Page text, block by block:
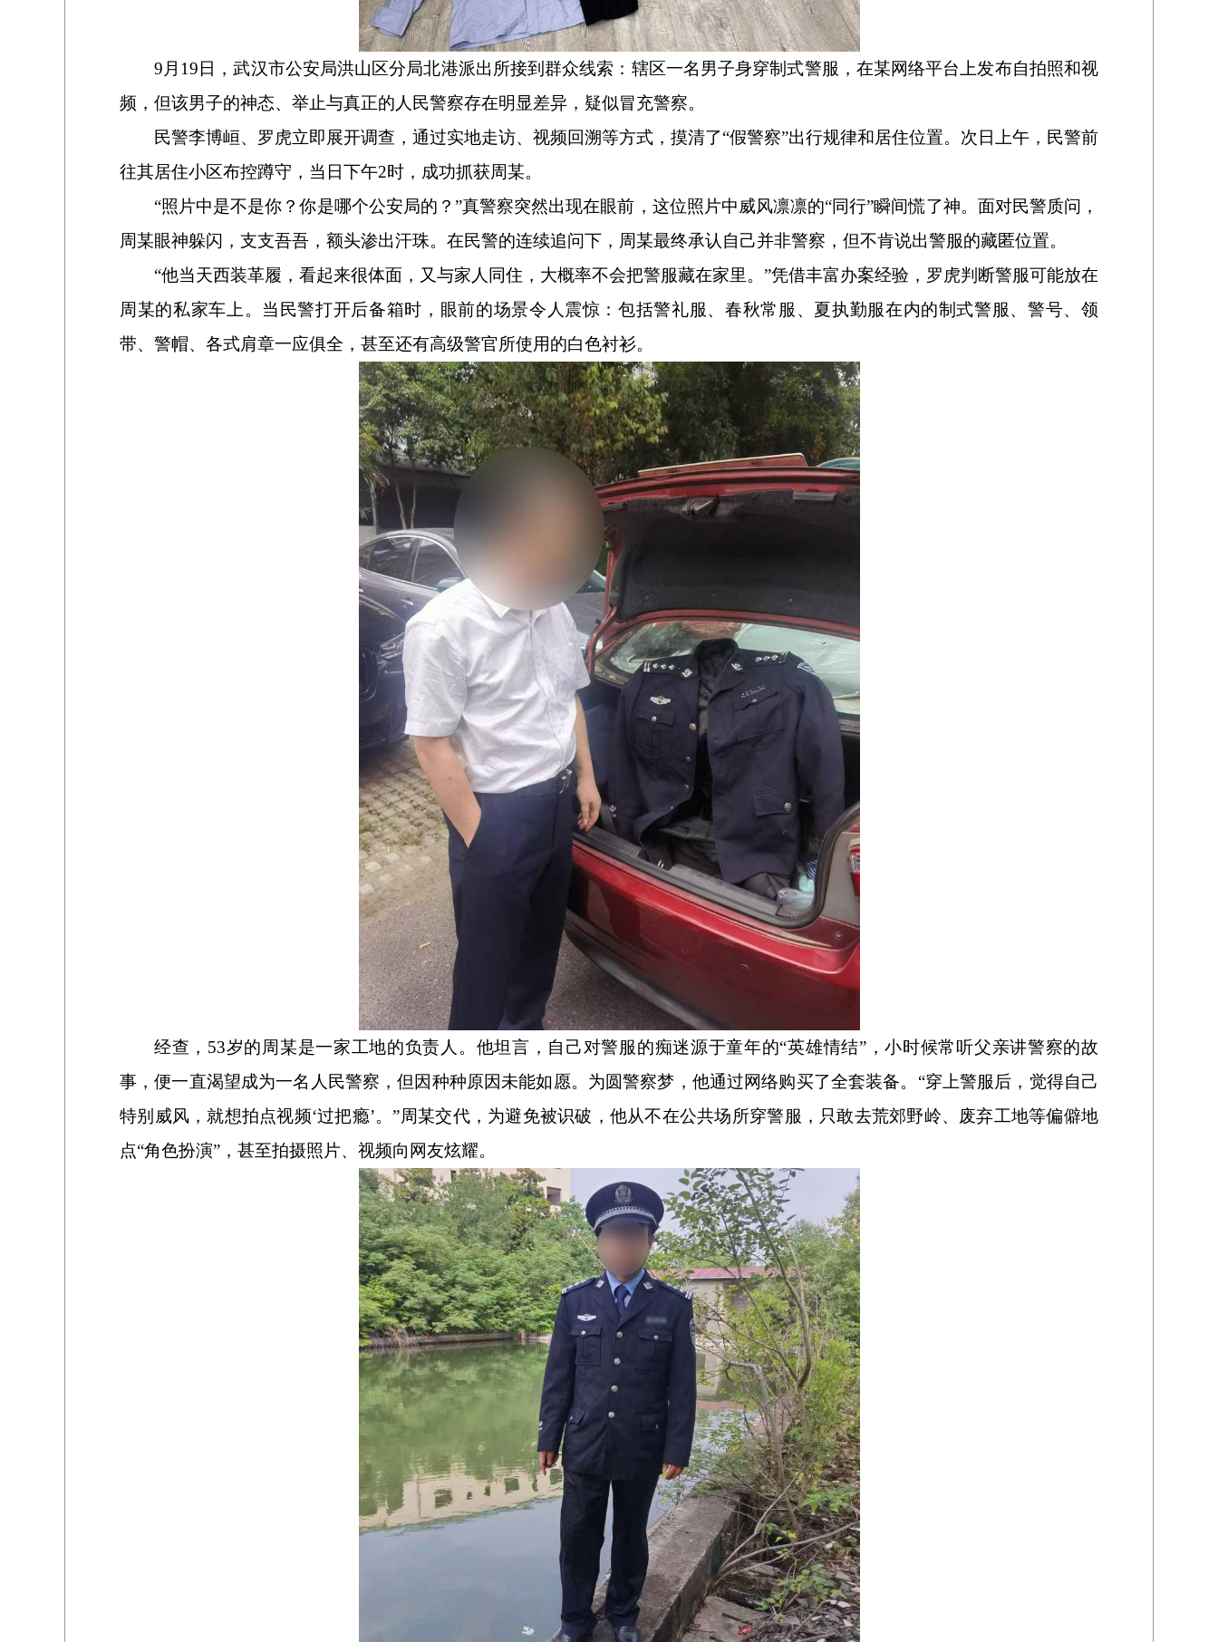
9月19日，武汉市公安局洪山区分局北港派出所接到群众线索：辖区一名男子身穿制式警服，在某网络平台上发布自拍照和视
频，但该男子的神态、举止与真正的人民警察存在明显差异，疑似冒充警察。
民警李博峘、罗虎立即展开调查，通过实地走访、视频回溯等方式，摸清了“假警察”出行规律和居住位置。次日上午，民警前
往其居住小区布控蹲守，当日下午2时，成功抓获周某。
“照片中是不是你？你是哪个公安局的？”真警察突然出现在眼前，这位照片中威风凛凛的“同行”瞬间慌了神。面对民警质问，
周某眼神躲闪，支支吾吾，额头渗出汗珠。在民警的连续追问下，周某最终承认自己并非警察，但不肯说出警服的藏匿位置。
“他当天西装革履，看起来很体面，又与家人同住，大概率不会把警服藏在家里。”凭借丰富办案经验，罗虎判断警服可能放在
周某的私家车上。当民警打开后备箱时，眼前的场景令人震惊：包括警礼服、春秋常服、夏执勤服在内的制式警服、警号、领
带、警帽、各式肩章一应俱全，甚至还有高级警官所使用的白色衬衫。
经查，53岁的周某是一家工地的负责人。他坦言，自己对警服的痴迷源于童年的“英雄情结”，小时候常听父亲讲警察的故
事，便一直渴望成为一名人民警察，但因种种原因未能如愿。为圆警察梦，他通过网络购买了全套装备。“穿上警服后，觉得自己
特别威风，就想拍点视频‘过把瘾’。”周某交代，为避免被识破，他从不在公共场所穿警服，只敢去荒郊野岭、废弃工地等偏僻地
点“角色扮演”，甚至拍摄照片、视频向网友炫耀。